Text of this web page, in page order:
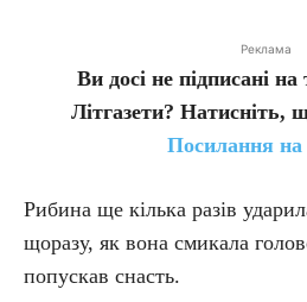
Реклама
Ви досі не підписані
Літгазети? Натисніть,
Посилання на
Рибина ще кілька разів
щоразу, як вона смикала
попускав снасть.